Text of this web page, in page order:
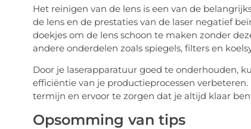
Het reinigen van de lens is een van de
de lens en de prestaties van de laser negatief
doekjes om de lens schoon te maken zonder
andere onderdelen zoals spiegels, filters en
Door je laserapparatuur goed te onderhouden,
efficiëntie van je productieprocessen
termijn en ervoor te zorgen dat je altijd klaar
Opsomming van tips